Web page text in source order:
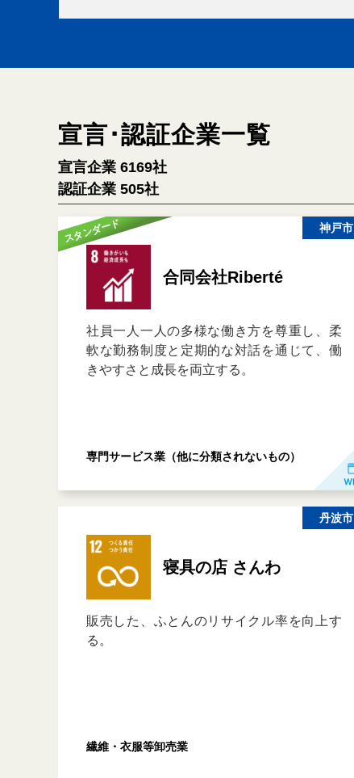
宣言･認証企業一覧
宣言企業 6169社
認証企業 505社
神戸市
スタンダード
合同会社Riberté
社員一人一人の多様な働き方を尊重し、柔
軟な勤務制度と定期的な対話を通じて、働
きやすさと成長を両立する。
専門サービス業（他に分類されないもの）
丹波市
寝具の店 さんわ
販売した、ふとんのリサイクル率を向上す
る。
繊維・衣服等卸売業